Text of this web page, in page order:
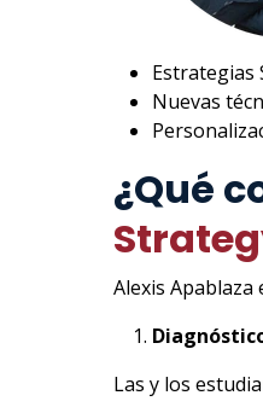
Estrategias
Nuevas
¿Qué
Alexis
Las y los